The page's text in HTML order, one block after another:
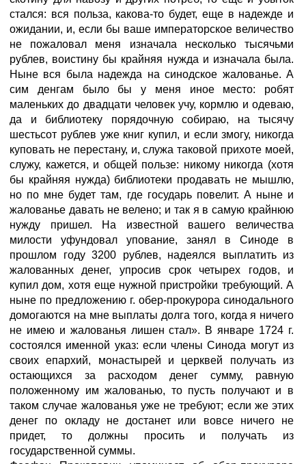
стался: вся польза, какова-то будет, еще в надежде и
ожидании, и, если бы ваше императорское величество
не пожаловал меня изначала несколько тысячьми
рублев, воистину бы крайняя нужда и изначала была.
Ныне вся была надежда на синодское жалованье. А
сим денгам было бы у меня иное место: робят
маленьких до двадцати человек учу, кормлю и одеваю,
да и библиотеку порядочную собираю, на тысячу
шестьсот рублев уже книг купил, и если змогу, никогда
куповать не перестану, и, служа таковой прихоте моей,
служу, кажется, и общей пользе: никому никогда (хотя
бы крайняя нужда) библиотеки продавать не мышлю,
но по мне будет там, где государь повелит. А ныне и
жалованье давать не велено; и так я в самую крайнюю
нужду пришел. На известной вашего величества
милости уфундовал упование, занял в Синоде в
прошлом году 3200 рублев, надеялся выплатить из
жалованных денег, упросив срок четырех годов, и
купил дом, хотя еще нужной пристройки требующий. А
ныне по предложению г. обер-прокурора синодального
домогаются на мне выплаты долга того, когда я ничего
не имею и жалованья лишен стал». В январе 1724 г.
состоялся именной указ: если члены Синода могут из
своих епархий, монастырей и церквей получать из
остающихся за расходом денег сумму, равную
положенному им жалованью, то пусть получают и в
таком случае жалованья уже не требуют; если же этих
денег по окладу не достанет или вовсе ничего не
придет, то должны просить и получать из
государственной суммы.